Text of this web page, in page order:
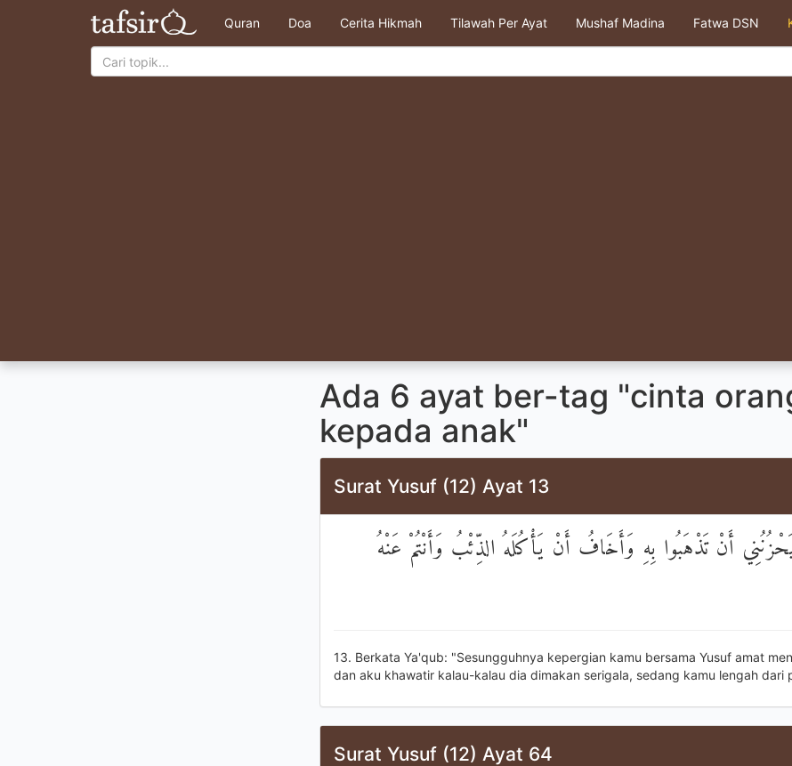
Quran Doa Cerita Hikmah Tilawah Per Ayat Mushaf Madina Fatwa DSN
Ada 6 ayat ber-tag "cinta
kepada anak"
Surat Yusuf (12) Ayat 13
أَنْ تَذْهَبُوا بِهِ وَأَخَافُ أَنْ يَأْكُلَهُ الذِّئْبُ وَأَنْتُمْ عَنْهُ
13. Berkata Ya'qub: "Sesungguhnya kepergian kamu bersama Yusuf amat
dan aku khawatir kalau-kalau dia dimakan serigala, sedang kamu lengah dari
Surat Yusuf (12) Ayat 64